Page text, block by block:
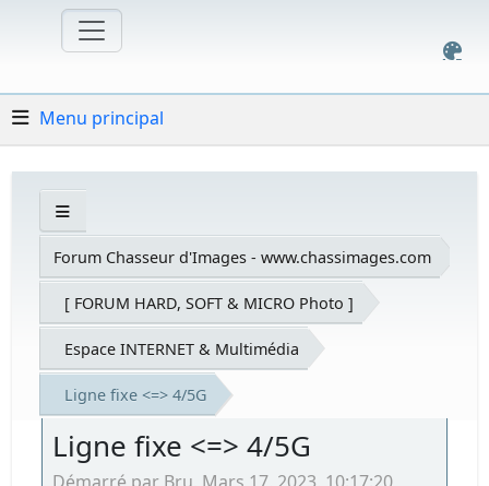
Menu principal
Forum Chasseur d'Images - www.chassimages.com
[ FORUM HARD, SOFT & MICRO Photo ]
Espace INTERNET & Multimédia
Ligne fixe <=> 4/5G
Ligne fixe <=> 4/5G
Démarré par Bru, Mars 17, 2023, 10:17:20